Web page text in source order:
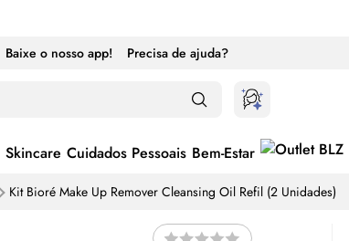
Baixe o nosso app! Precisa de ajuda?
Skincare Cuidados Pessoais Bem-Estar
Kit Bioré Make Up Remover Cleansing Oil Refil (2 Unidades)